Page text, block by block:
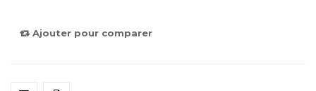
Ajouter pour comparer